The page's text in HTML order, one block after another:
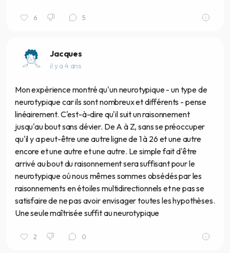
6 5
Jacques
il y a 4 ans
Mon expérience montré qu'un neurotypique - un type de
neurotypique car ils sont nombreux et différents - pense
linéairement. C'est-à-dire qu'il suit un raisonnement
jusqu'au bout sans dévier. De A à Z, sans se préoccuper
qu'il y a peut-être une autre ligne de 1 à 26 et une autre
encore et une autre et une autre. Le simple fait d'être
arrivé au bout du raisonnement sera suffisant pour le
neurotypique où nous mêmes sommes obsédés par les
raisonnements en étoiles multidirectionnels et ne pas se
satisfaire de ne pas avoir envisager toutes les hypothèses.
Une seule maîtrisée suffit au neurotypique
2 0